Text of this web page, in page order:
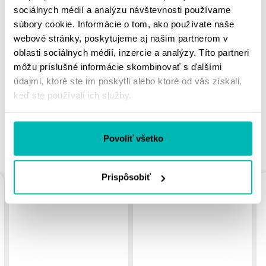
sociálnych médií a analýzu návštevnosti používame
súbory cookie. Informácie o tom, ako používate naše
webové stránky, poskytujeme aj našim partnerom v
oblasti sociálnych médií, inzercie a analýzy. Títo partneri
môžu príslušné informácie skombinovať s ďalšími
údajmi, ktoré ste im poskytli alebo ktoré od vás získali,
keď ste používali ich služby.
Povoliť všetko
Prispôsobiť
MOHLO BY SA VÁM
PÁČIŤ
PODOBNÉ PRODUKTY